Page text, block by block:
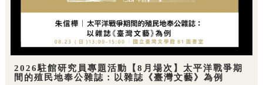
2026駐館研究員專題活動【8月場次】太平洋戰爭期
間的殖民地奉公雜誌：以雜誌《臺灣文藝》為例